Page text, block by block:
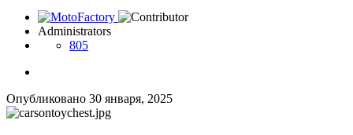
Administrators
805
Опубликовано 30 января, 2025